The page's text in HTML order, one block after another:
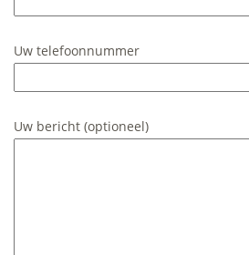
Uw telefoonnummer
Uw bericht (optioneel)